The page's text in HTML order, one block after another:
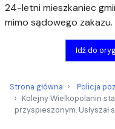
24-letni mieszkaniec
mimo sądowego zakazu.
Idź do
Strona główna
Policja
Kolejny Wielkopolanin
przyspieszonym. Usłyszał